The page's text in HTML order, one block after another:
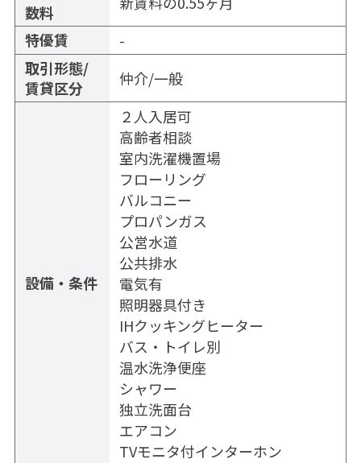
数料
特優賃
-
取引形態/
賃貸区分
仲介/一般
設備・条件
２人入居可
高齢者相談
室内洗濯機置場
フローリング
バルコニー
プロパンガス
公営水道
公共排水
電気有
照明器具付き
IHクッキングヒーター
バス・トイレ別
温水洗浄便座
シャワー
独立洗面台
エアコン
TVモニタ付インターホン